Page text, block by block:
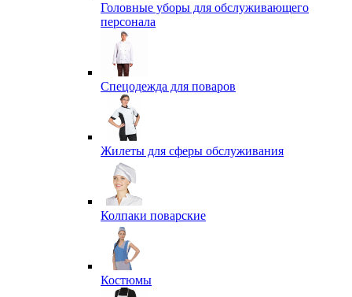
Головные уборы для обслуживающего
персонала
Спецодежда для поваров
Жилеты для сферы обслуживания
Колпаки поварские
Костюмы